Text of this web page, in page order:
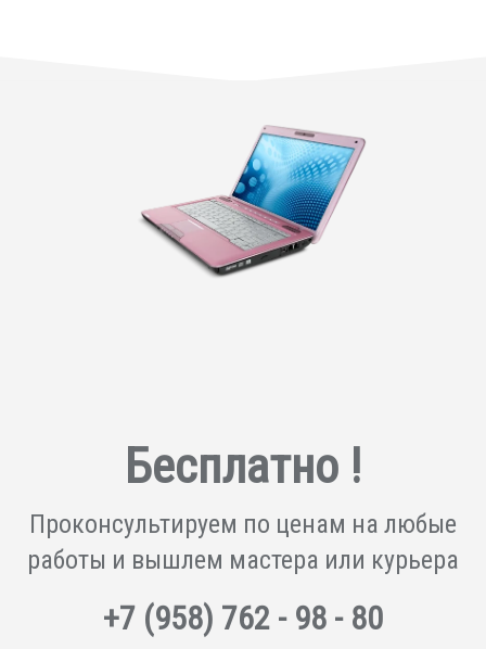
Бесплатно !
Проконсультируем по ценам на любые
работы и вышлем мастера или курьера
+7 (958) 762 - 98 - 80